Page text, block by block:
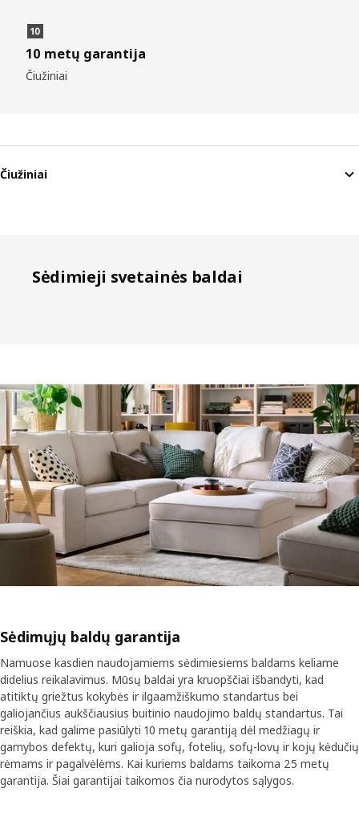
10 metų garantija
Čiužiniai
Čiužiniai
Sėdimieji svetainės baldai
Sėdimųjų baldų garantija
Namuose kasdien naudojamiems sėdimiesiems baldams keliame
didelius reikalavimus. Mūsų baldai yra kruopščiai išbandyti, kad
atitiktų griežtus kokybės ir ilgaamžiškumo standartus bei
galiojančius aukščiausius buitinio naudojimo baldų standartus. Tai
reiškia, kad galime pasiūlyti 10 metų garantiją dėl medžiagų ir
gamybos defektų, kuri galioja sofų, fotelių, sofų-lovų ir kojų kėdučių
rėmams ir pagalvėlėms. Kai kuriems baldams taikoma 25 metų
garantija. Šiai garantijai taikomos čia nurodytos sąlygos.